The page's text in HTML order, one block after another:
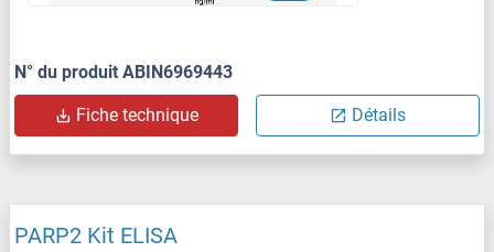
N° du produit ABIN6969443
Fiche technique Détails
PARP2 Kit ELISA